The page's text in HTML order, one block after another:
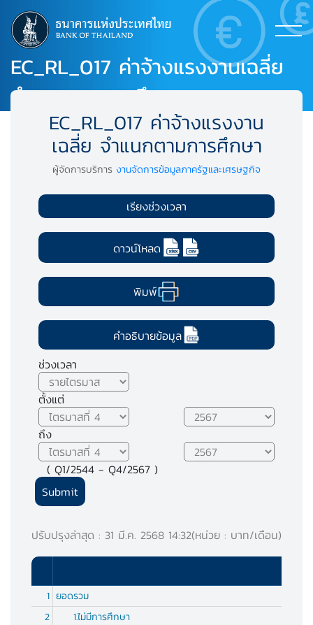
EC_RL_017 ค่าจ้างแรงงานเฉลี่ย
จำแนกตามการศึกษา
EC_RL_017 ค่าจ้างแรงงาน
เฉลี่ย จำแนกตามการศึกษา
ผู้จัดการบริการ งานจัดการข้อมูลภาครัฐและเศรษฐกิจ
เรียงช่วงเวลา
ดาวน์โหลด
พิมพ์
คำอธิบายข้อมูล
ช่วงเวลา
ตั้งแต่
ถึง
( Q1/2544 - Q4/2567 )
ปรับปรุงล่าสุด : 31 มี.ค. 2568 14:32(หน่วย : บาท/เดือน)
1 ยอดรวม
2
1.ไม่มีการศึกษา